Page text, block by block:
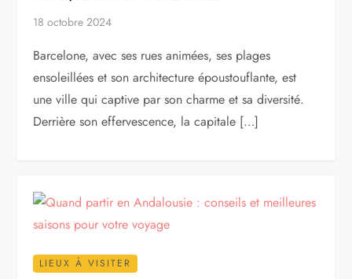
18 octobre 2024
Barcelone, avec ses rues animées, ses plages
ensoleillées et son architecture époustouflante, est
une ville qui captive par son charme et sa diversité.
Derrière son effervescence, la capitale […]
LIEUX À VISITER